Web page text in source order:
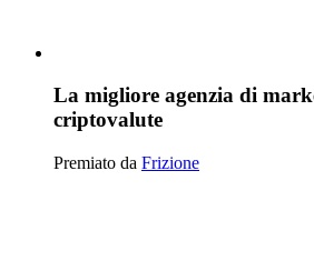
La migliore agenzia di
criptovalute
Premiato da Frizione